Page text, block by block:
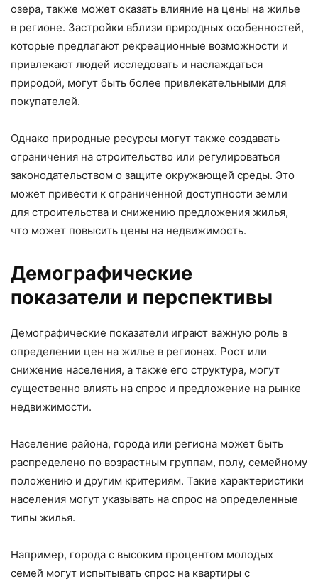
озера, также может оказать влияние на цены на жилье
в регионе. Застройки вблизи природных особенностей,
которые предлагают рекреационные возможности и
привлекают людей исследовать и наслаждаться
природой, могут быть более привлекательными для
покупателей.
Однако природные ресурсы могут также создавать
ограничения на строительство или регулироваться
законодательством о защите окружающей среды. Это
может привести к ограниченной доступности земли
для строительства и снижению предложения жилья,
что может повысить цены на недвижимость.
Демографические
показатели и перспективы
Демографические показатели играют важную роль в
определении цен на жилье в регионах. Рост или
снижение населения, а также его структура, могут
существенно влиять на спрос и предложение на рынке
недвижимости.
Население района, города или региона может быть
распределено по возрастным группам, полу, семейному
положению и другим критериям. Такие характеристики
населения могут указывать на спрос на определенные
типы жилья.
Например, города с высоким процентом молодых
семей могут испытывать спрос на квартиры с